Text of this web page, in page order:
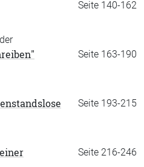
Seite 140-162
Seite 163-190
Seite 193-215
Seite 216-246